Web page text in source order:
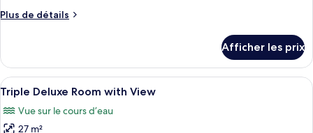
chambre :
pour
1
personne
Plus de détails
Plus
Chambre
double
pour
personne
Afficher les prix
Afficher
toutes
les
Une chambre d’hôtel moderne,
5
Triple Deluxe Room with View
Vue sur le cours d’eau
27 m²